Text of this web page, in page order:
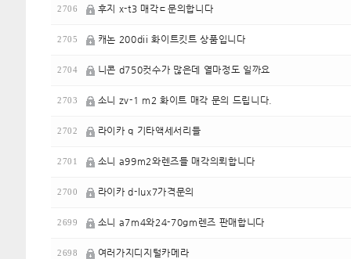
2706 후지 x-t3 매각ㄷ문의합니다
2705 캐논 200dii 화이트킷트 상품입니다
2704 니콘 d750컷수가 많은데 열마정도 일까요
2703 소니 zv-1 m2 화이트 매각 문의 드립니다.
2702 라이카 q 기타액세서리들
2701 소니 a99m2와렌즈들 매각의뢰합니다
2700 라이카 d-lux7가격문의
2699 소니 a7m4와24-70gm렌즈 판매합니다
2698 여러가지디지털카메라